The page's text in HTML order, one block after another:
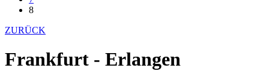
8
ZURÜCK
Frankfurt - Erlangen